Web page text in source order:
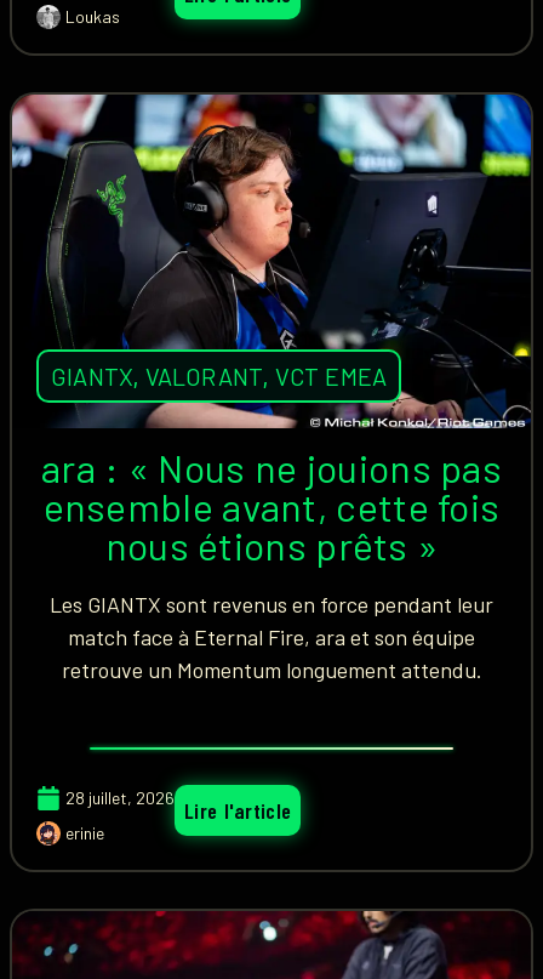
Loukas
GIANTX, VALORANT, VCT EMEA
ara : « Nous ne jouions pas
ensemble avant, cette fois
nous étions prêts »
Les GIANTX sont revenus en force pendant leur
match face à Eternal Fire, ara et son équipe
retrouve un Momentum longuement attendu.
28 juillet, 2026
erinie
Lire l'article